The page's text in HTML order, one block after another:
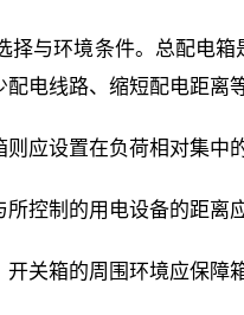
择与环境条件。总配电
电线路、缩短配电距离
则应设置在负荷相对集中
所控制的用电设备的距离
开关箱的周围环境应保障